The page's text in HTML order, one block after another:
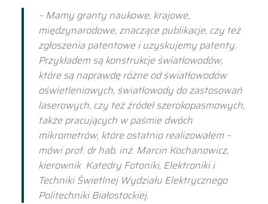
– Mamy granty naukowe, krajowe,
międzynarodowe, znaczące publikacje, czy też
zgłoszenia patentowe i uzyskujemy patenty.
Przykładem są konstrukcje światłowodów,
które są naprawdę różne od światłowodów
oświetleniowych, światłowody do zastosowań
laserowych, czy też źródeł szerokopasmowych,
także pracujących w paśmie dwóch
mikrometrów, które ostatnio realizowałem –
mówi prof. dr hab. inż. Marcin Kochanowicz,
kierownik Katedry Fotoniki, Elektroniki i
Techniki Świetlnej Wydziału Elektrycznego
Politechniki Białostockiej.